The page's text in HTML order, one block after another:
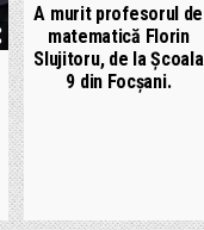
A murit profesorul de
matematică Florin
Slujitoru, de la Școala
9 din Focșani.